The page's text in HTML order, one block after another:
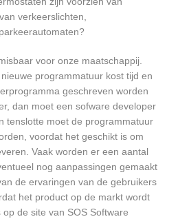
verkeerslichten,
voor onze maatschappij.
programmatuur kost tijd en
geschreven worden
dan moet een sofware developer
tenslotte moet de programmatuur
voordat het geschikt is om
Vaak worden er een aantal
nog aanpassingen gemaakt
de ervaringen van de gebruikers
het product op de markt wordt
de site van SOS Software